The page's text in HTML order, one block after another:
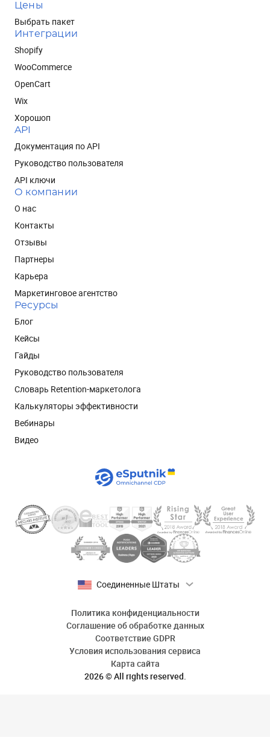
Цены
Выбрать пакет
Интеграции
Shopify
WooCommerce
OpenCart
Wix
Хорошоп
API
Документация по API
Руководство пользователя
API ключи
О компании
О нас
Контакты
Отзывы
Партнеры
Карьера
Маркетинговое агентство
Ресурсы
Блог
Кейсы
Гайды
Руководство пользователя
Словарь Retention-маркетолога
Калькуляторы эффективности
Вебинары
Видео
Соединенные Штаты
2026 © All rights reserved.
Политика конфиденциальности
Соглашение об обработке данных
Соответствие GDPR
Условия использования сервиса
Карта сайта